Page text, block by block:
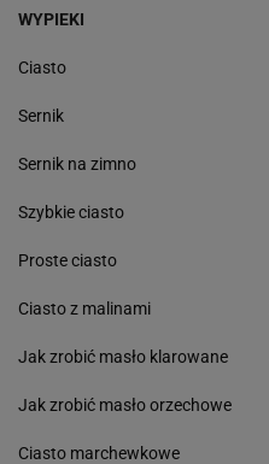
WYPIEKI
Ciasto
Sernik
Sernik na zimno
Szybkie ciasto
Proste ciasto
Ciasto z malinami
Jak zrobić masło klarowane
Jak zrobić masło orzechowe
Ciasto marchewkowe